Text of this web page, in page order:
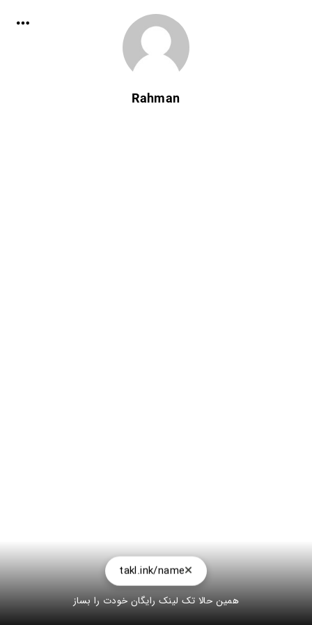
Rahman
takl.ink/name
همین حالا تک لینک رایگان خودت را بساز